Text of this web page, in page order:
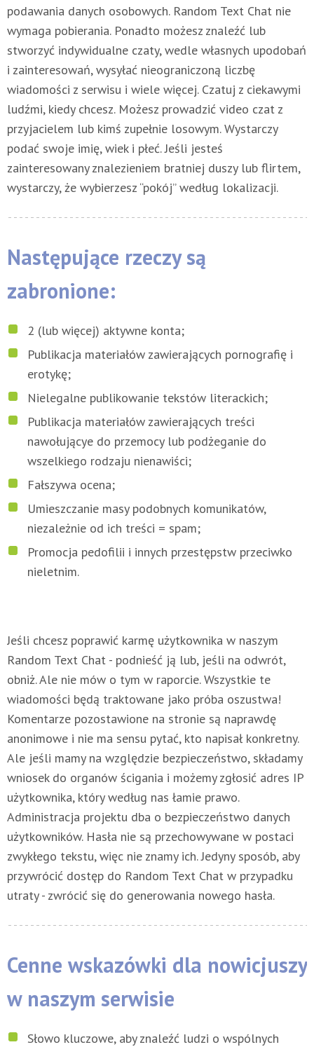
podawania danych osobowych. Random Text Chat nie
wymaga pobierania. Ponadto możesz znaleźć lub
stworzyć indywidualne czaty, wedle własnych upodobań
i zainteresowań, wysyłać nieograniczoną liczbę
wiadomości z serwisu i wiele więcej. Czatuj z ciekawymi
ludźmi, kiedy chcesz. Możesz prowadzić video czat z
przyjacielem lub kimś zupełnie losowym. Wystarczy
podać swoje imię, wiek i płeć. Jeśli jesteś
zainteresowany znalezieniem bratniej duszy lub flirtem,
wystarczy, że wybierzesz “pokój” według lokalizacji.
Następujące rzeczy są
zabronione:
2 (lub więcej) aktywne konta;
Publikacja materiałów zawierających pornografię i
erotykę;
Nielegalne publikowanie tekstów literackich;
Publikacja materiałów zawierających treści
nawołującye do przemocy lub podżeganie do
wszelkiego rodzaju nienawiści;
Fałszywa ocena;
Umieszczanie masy podobnych komunikatów,
niezależnie od ich treści = spam;
Promocja pedofilii i innych przestępstw przeciwko
nieletnim.
Jeśli chcesz poprawić karmę użytkownika w naszym
Random Text Chat - podnieść ją lub, jeśli na odwrót,
obniż. Ale nie mów o tym w raporcie. Wszystkie te
wiadomości będą traktowane jako próba oszustwa!
Komentarze pozostawione na stronie są naprawdę
anonimowe i nie ma sensu pytać, kto napisał konkretny.
Ale jeśli mamy na względzie bezpieczeństwo, składamy
wniosek do organów ścigania i możemy zgłosić adres IP
użytkownika, który według nas łamie prawo.
Administracja projektu dba o bezpieczeństwo danych
użytkowników. Hasła nie są przechowywane w postaci
zwykłego tekstu, więc nie znamy ich. Jedyny sposób, aby
przywrócić dostęp do Random Text Chat w przypadku
utraty - zwrócić się do generowania nowego hasła.
Cenne wskazówki dla nowicjuszy
w naszym serwisie
Słowo kluczowe, aby znaleźć ludzi o wspólnych